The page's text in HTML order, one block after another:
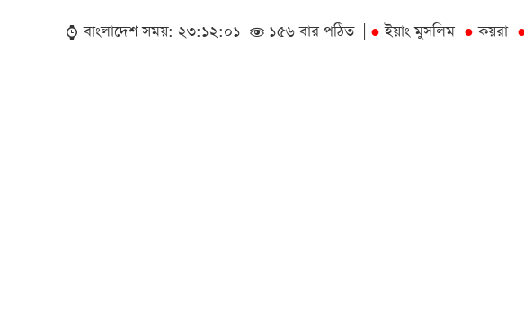
বাংলাদেশ সময়: ২৩:১২:০১
১৫৬ বার পঠিত | ● ইয়াং মুসলিম ● কয়রা